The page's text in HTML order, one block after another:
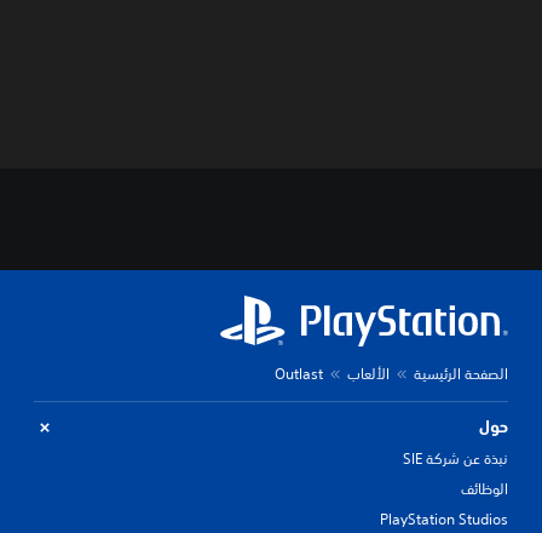
الصفحة الرئيسية الألعاب Outlast
حول
نبذة عن شركة SIE
الوظائف
PlayStation Studios